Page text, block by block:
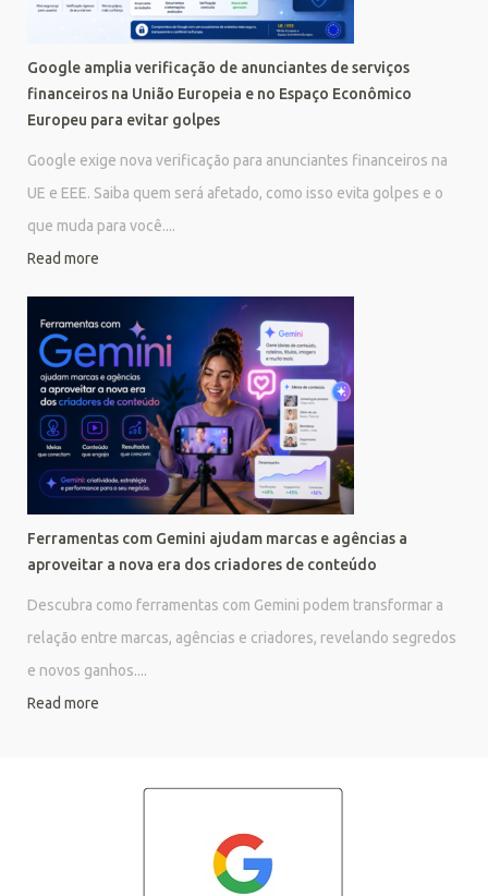
Google amplia verificação de anunciantes de serviços
financeiros na União Europeia e no Espaço Econômico
Europeu para evitar golpes
Google exige nova verificação para anunciantes financeiros na
UE e EEE. Saiba quem será afetado, como isso evita golpes e o
que muda para você....
Read more
Ferramentas com Gemini ajudam marcas e agências a
aproveitar a nova era dos criadores de conteúdo
Descubra como ferramentas com Gemini podem transformar a
relação entre marcas, agências e criadores, revelando segredos
e novos ganhos....
Read more